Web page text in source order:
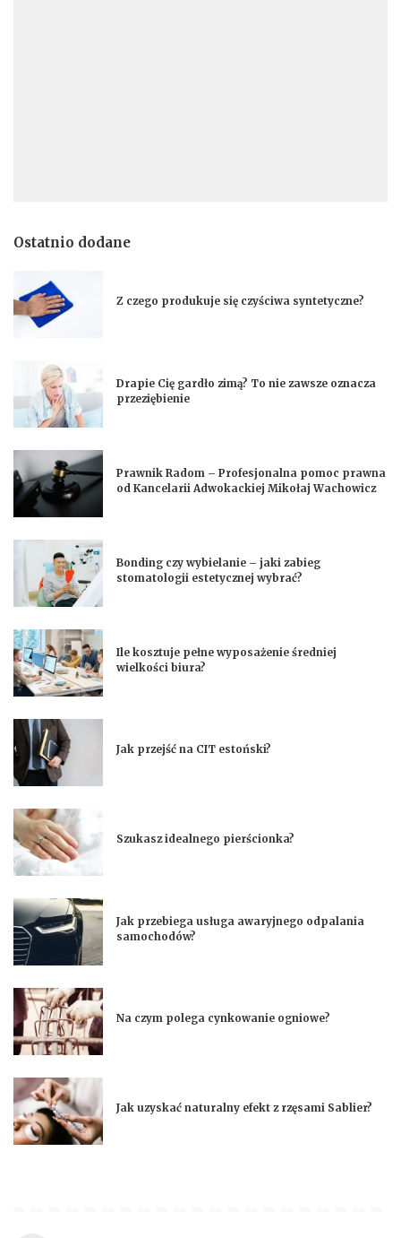
Ostatnio dodane
Z czego produkuje się czyściwa syntetyczne?
Drapie Cię gardło zimą? To nie zawsze oznacza
przeziębienie
Prawnik Radom – Profesjonalna pomoc prawna
od Kancelarii Adwokackiej Mikołaj Wachowicz
Bonding czy wybielanie – jaki zabieg
stomatologii estetycznej wybrać?
Ile kosztuje pełne wyposażenie średniej
wielkości biura?
Jak przejść na CIT estoński?
Szukasz idealnego pierścionka?
Jak przebiega usługa awaryjnego odpalania
samochodów?
Na czym polega cynkowanie ogniowe?
Jak uzyskać naturalny efekt z rzęsami Sablier?